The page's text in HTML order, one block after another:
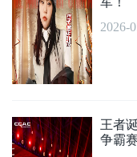
2026-
王者
争霸